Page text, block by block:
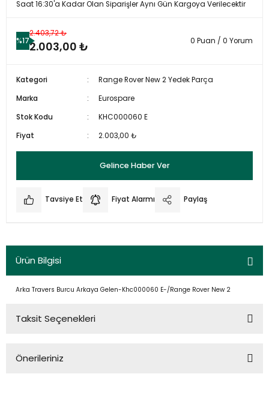
Saat 16:30'a Kadar Olan Siparişler Aynı Gün Kargoya Verilecektir
%17
2.403,72 ₺
2.003,00 ₺ 0 Puan / 0 Yorum
Kategori
Range Rover New 2 Yedek Parça
Marka
Eurospare
Stok Kodu
KHC000060 E
Fiyat
2.003,00 ₺
Gelince Haber Ver
Tavsiye Et Fiyat Alarmı Paylaş
Ürün Bilgisi
Arka Travers Burcu Arkaya Gelen-Khc000060 E-/Range Rover New 2
Taksit Seçenekleri
Önerileriniz